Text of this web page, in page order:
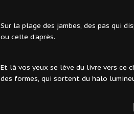
Sur la plage des jambes, des pas qui
ou celle d'après.
Et là vos yeux se lève du livre vers ce
des formes, qui sortent du halo